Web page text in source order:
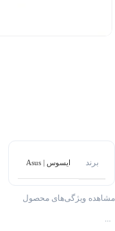
برند ایسوس | Asus
مشاهده ویژگی‌های محصول
...